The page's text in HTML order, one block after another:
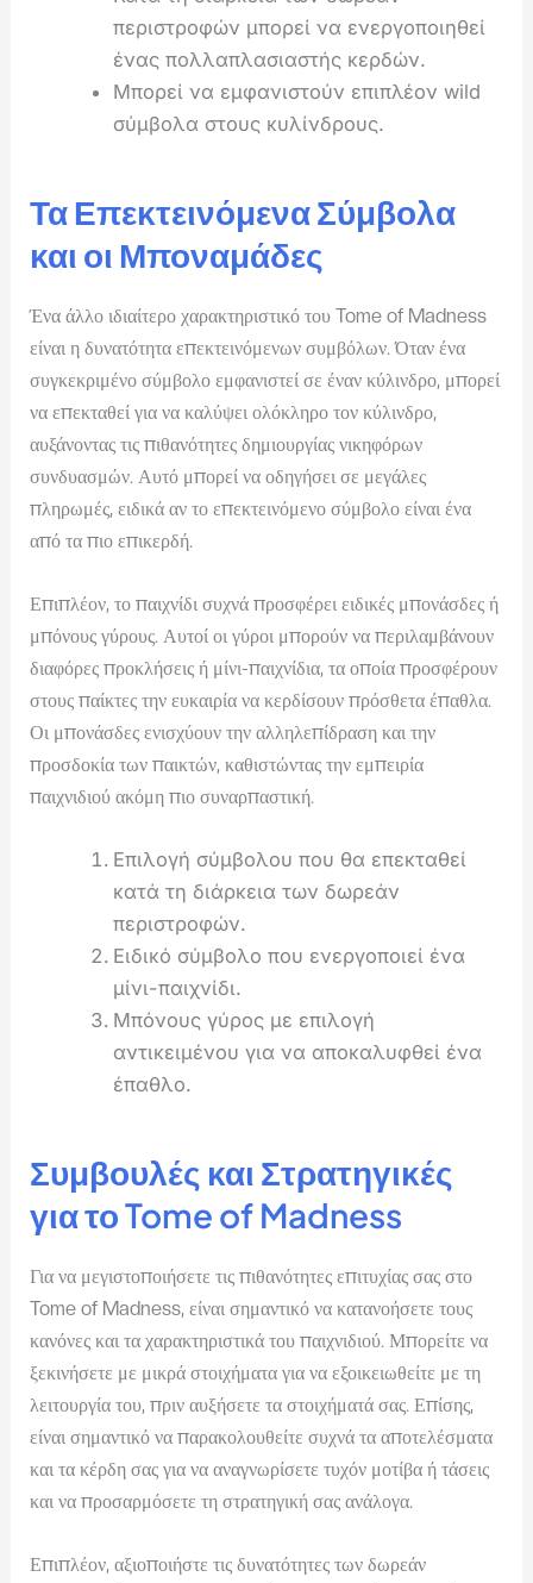
περιστροφών μπορεί να ενεργοποιηθεί
ένας πολλαπλασιαστής κερδών.
Μπορεί να εμφανιστούν επιπλέον wild
σύμβολα στους κυλίνδρους.
Τα Επεκτεινόμενα Σύμβολα
και οι Μποναμάδες
Ένα άλλο ιδιαίτερο χαρακτηριστικό του Tome of Madness
είναι η δυνατότητα επεκτεινόμενων συμβόλων. Όταν ένα
συγκεκριμένο σύμβολο εμφανιστεί σε έναν κύλινδρο, μπορεί
να επεκταθεί για να καλύψει ολόκληρο τον κύλινδρο,
αυξάνοντας τις πιθανότητες δημιουργίας νικηφόρων
συνδυασμών. Αυτό μπορεί να οδηγήσει σε μεγάλες
πληρωμές, ειδικά αν το επεκτεινόμενο σύμβολο είναι ένα
από τα πιο επικερδή.
Επιπλέον, το παιχνίδι συχνά προσφέρει ειδικές μπονάσδες ή
μπόνους γύρους. Αυτοί οι γύροι μπορούν να περιλαμβάνουν
διαφόρες προκλήσεις ή μίνι-παιχνίδια, τα οποία προσφέρουν
στους παίκτες την ευκαιρία να κερδίσουν πρόσθετα έπαθλα.
Οι μπονάσδες ενισχύουν την αλληλεπίδραση και την
προσδοκία των παικτών, καθιστώντας την εμπειρία
παιχνιδιού ακόμη πιο συναρπαστική.
Επιλογή σύμβολου που θα επεκταθεί
κατά τη διάρκεια των δωρεάν
περιστροφών.
Ειδικό σύμβολο που ενεργοποιεί ένα
μίνι-παιχνίδι.
Μπόνους γύρος με επιλογή
αντικειμένου για να αποκαλυφθεί ένα
έπαθλο.
Συμβουλές και Στρατηγικές
για το Tome of Madness
Για να μεγιστοποιήσετε τις πιθανότητες επιτυχίας σας στο
Tome of Madness, είναι σημαντικό να κατανοήσετε τους
κανόνες και τα χαρακτηριστικά του παιχνιδιού. Μπορείτε να
ξεκινήσετε με μικρά στοιχήματα για να εξοικειωθείτε με τη
λειτουργία του, πριν αυξήσετε τα στοιχήματά σας. Επίσης,
είναι σημαντικό να παρακολουθείτε συχνά τα αποτελέσματα
και τα κέρδη σας για να αναγνωρίσετε τυχόν μοτίβα ή τάσεις
και να προσαρμόσετε τη στρατηγική σας ανάλογα.
Επιπλέον, αξιοποιήστε τις δυνατότητες των δωρεάν